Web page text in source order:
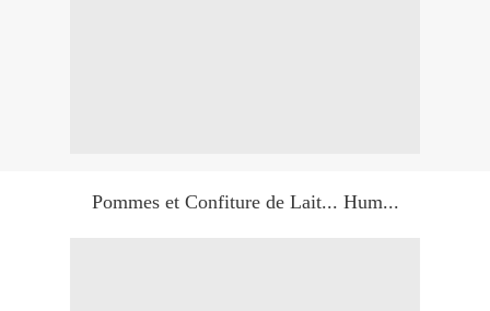
Pommes et Confiture de Lait... Hum...